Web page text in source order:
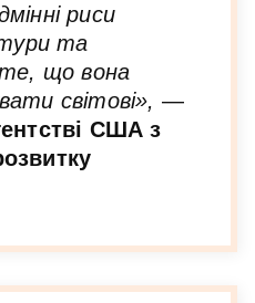
риси
та
те, що вона
світові», —
США з